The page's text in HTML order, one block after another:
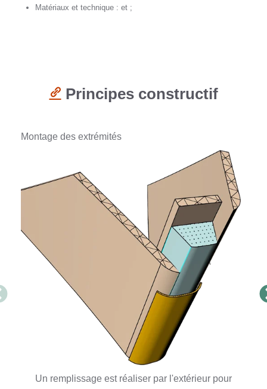
Matériaux et technique : et ;
Principes constructif
Montage des extrémités
Un remplissage est réaliser par l'extérieur pour